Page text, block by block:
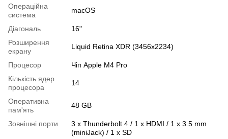
Операційна
система
macOS
Діагональ
16"
Розширення
екрану
Liquid Retina XDR (3456x2234)
Процесор
Чіп Apple M4 Pro
Кількість ядер
процесора
14
Оперативна
пам'ять
48 GB
Зовнішні порти
3 x Thunderbolt 4 / 1 x HDMI / 1 x 3.5 mm
(miniJack) / 1 х SD